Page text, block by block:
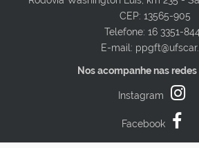
CEP: 13565-905
Telefone: 16 3351-
E-mail:
Nos acompanhe nas
Instagram
Facebook